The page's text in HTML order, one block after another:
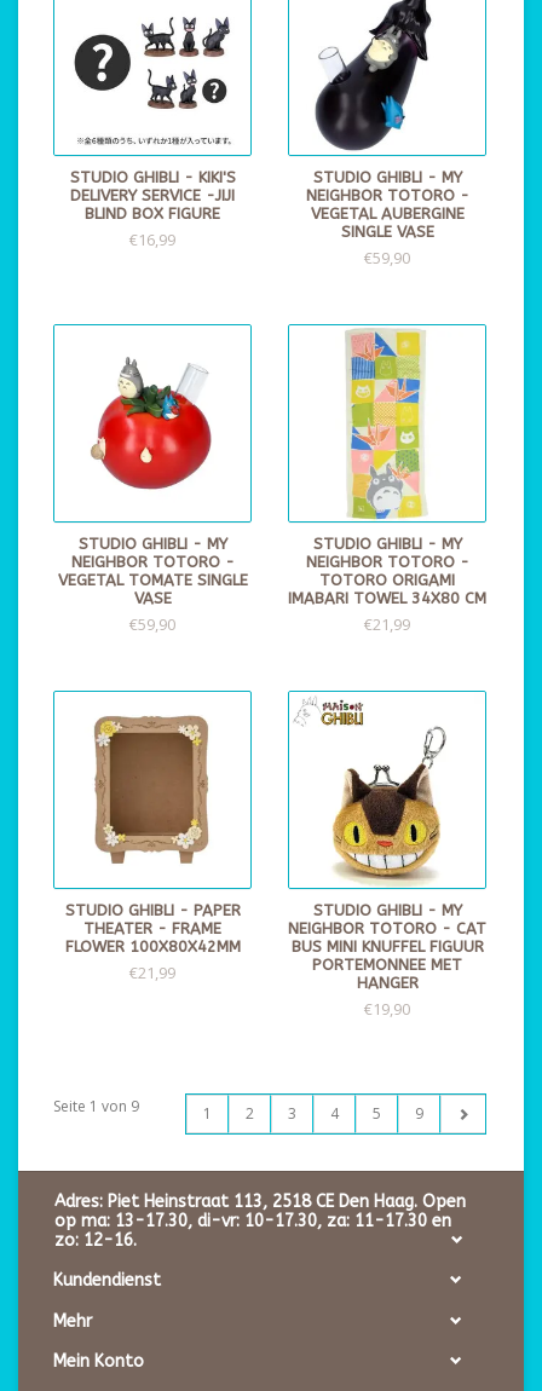
STUDIO GHIBLI - KIKI'S
DELIVERY SERVICE -JIJI
BLIND BOX FIGURE
€16,99
STUDIO GHIBLI - MY
NEIGHBOR TOTORO -
VEGETAL AUBERGINE
SINGLE VASE
€59,90
STUDIO GHIBLI - MY
NEIGHBOR TOTORO -
VEGETAL TOMATE SINGLE
VASE
€59,90
STUDIO GHIBLI - MY
NEIGHBOR TOTORO -
TOTORO ORIGAMI
IMABARI TOWEL 34X80 CM
€21,99
STUDIO GHIBLI - PAPER
THEATER - FRAME
FLOWER 100X80X42MM
€21,99
STUDIO GHIBLI - MY
NEIGHBOR TOTORO - CAT
BUS MINI KNUFFEL FIGUUR
PORTEMONNEE MET
HANGER
€19,90
Seite 1 von 9 1 2 3 4 5 9
Adres: Piet Heinstraat 113, 2518 CE Den Haag. Open
op ma: 13-17.30, di-vr: 10-17.30, za: 11-17.30 en
zo: 12-16.
Kundendienst
Mehr
Mein Konto